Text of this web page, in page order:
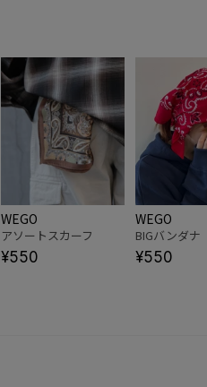
WEGO
アソートスカーフ
¥550
WEGO
BIGバンダナ
¥550